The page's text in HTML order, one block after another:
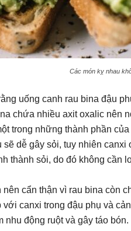
Các món kỵ nhau
uống canh rau bina đậu
chứa nhiều axit oxalic nên
trong những thành phần
sẽ dễ gây sỏi, tuy nhiên
thành sỏi, do đó không cần
nên cẩn thận vì rau bina còn
với canxi trong đậu phụ và
nhu động ruột và gây táo bón.